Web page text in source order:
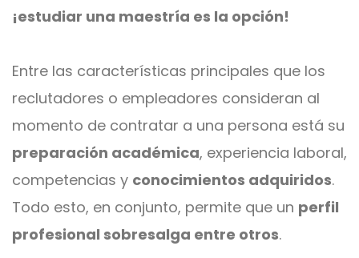
¡estudiar una maestría es la opción!
Entre las características principales que los
reclutadores o empleadores consideran al
momento de contratar a una persona está su
preparación académica, experiencia laboral,
competencias y conocimientos adquiridos.
Todo esto, en conjunto, permite que un perfil
profesional sobresalga entre otros.